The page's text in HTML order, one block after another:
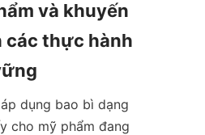
và khuyến
các thực hành
cho mỹ phẩm đang